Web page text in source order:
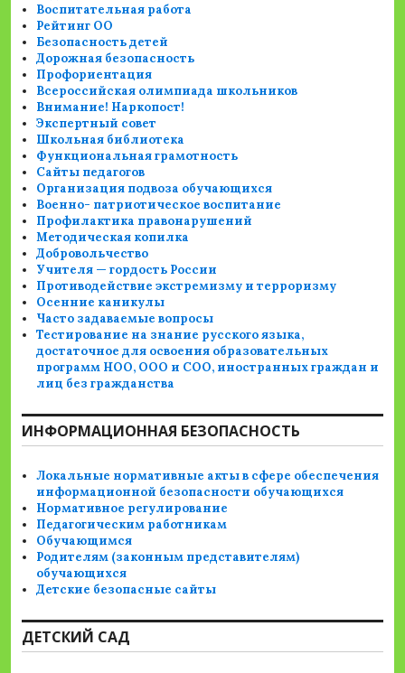
Воспитательная работа
Рейтинг ОО
Безопасность детей
Дорожная безопасность
Профориентация
Всероссийская олимпиада школьников
Внимание! Наркопост!
Экспертный совет
Школьная библиотека
Функциональная грамотность
Сайты педагогов
Организация подвоза обучающихся
Военно- патриотическое воспитание
Профилактика правонарушений
Методическая копилка
Добровольчество
Учителя — гордость России
Противодействие экстремизму и терроризму
Осенние каникулы
Часто задаваемые вопросы
Тестирование на знание русского языка,
достаточное для освоения образовательных
программ НОО, ООО и СОО, иностранных граждан и
лиц без гражданства
ИНФОРМАЦИОННАЯ БЕЗОПАСНОСТЬ
Локальные нормативные акты в сфере обеспечения
информационной безопасности обучающихся
Нормативное регулирование
Педагогическим работникам
Обучающимся
Родителям (законным представителям)
обучающихся
Детские безопасные сайты
ДЕТСКИЙ САД